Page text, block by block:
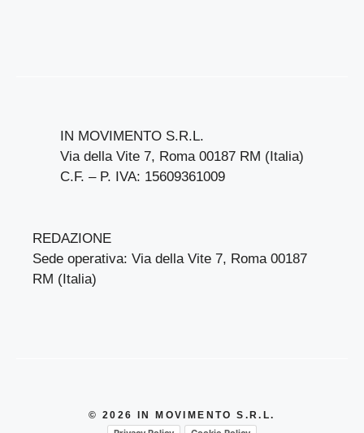
IN MOVIMENTO S.R.L.
Via della Vite 7, Roma 00187 RM (Italia)
C.F. – P. IVA: 15609361009
REDAZIONE
Sede operativa: Via della Vite 7, Roma 00187
RM (Italia)
© 2026 IN MOVIMENTO S.R.L.